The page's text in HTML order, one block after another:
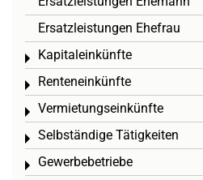
Ersatzleistungen Ehefrau
Kapitaleinkünfte
Toggle menu
Renteneinkünfte
Toggle menu
Vermietungseinkünfte
Toggle menu
Selbständige Tätigkeiten
Toggle menu
Gewerbebetriebe
Toggle menu